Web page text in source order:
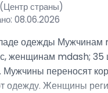
страны)
08.06.2026
одежды Мужчинам
женщинам mdash; 35
переносят
одежду. Женщины